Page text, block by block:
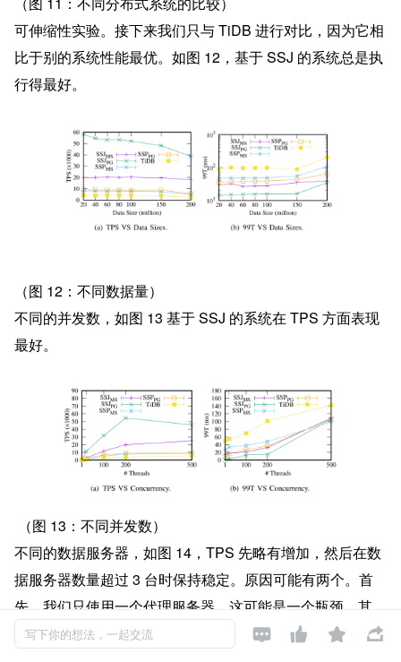
可伸缩性实验。接下来我们只与 TiDB 进行对比，因为它相
比于别的系统性能最优。如图 12，基于 SSJ 的系统总是执
行得最好。
（图 12：不同数据量）
不同的并发数，如图 13 基于 SSJ 的系统在 TPS 方面表现
最好。
（图 13：不同并发数）
不同的数据服务器，如图 14，TPS 先略有增加，然后在数
据服务器数量超过 3 台时保持稳定。原因可能有两个。首
先，我们只使用一个代理服务器，这可能是一个瓶颈。其
次，随着数据服务器的增多，网络可能成为另一个瓶颈。
写下你的想法，一起交流    